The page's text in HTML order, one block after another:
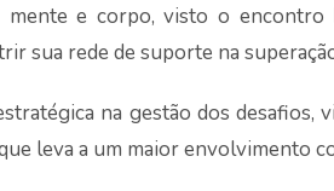
e corpo, visto o
sua rede de suporte na
na gestão dos desafios,
leva a um maior envolvimento